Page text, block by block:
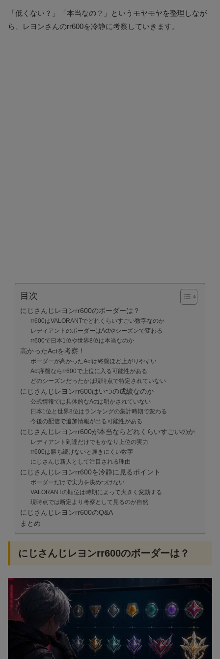
「低くない？」「本当なの？」というモヤモヤを整理しなが
ら、レヨンさんのrr600を冷静に考察していきます。
目次
にじさんじレヨンrr600のボーダーは？
rr600はVALORANTでどれくらいすごい数字なのか
レディアントのボーダーはActやシーズンで変わる
rr600で日本1位や世界8位は本当なのか
高かったActを考察！
ボーダーが高かったActは終盤ほど上がりやすい
Act序盤ならrr600で上位に入る可能性がある
どのシーズンだったかは現時点で特定されていない
にじさんじレヨンrr600はいつの成績なのか
公式情報では具体的なActは明かされていない
日本1位と世界8位はランキングの集計時期で変わる
今後の配信で追加情報が出る可能性がある
にじさんじレヨンrr600が本当ならどれくらいすごいのか
レディアント到達だけでもかなり上位の実力
rr600は勝ち続けないと届きにくい数字
にじさんじ新人として注目される理由
にじさんじレヨンrr600を冷静に見るポイント
ボーダーだけで実力を決めつけない
VALORANTの順位は時期によって大きく変動する
現時点では断定より考察として見るのが自然
にじさんじレヨンrr600のQ&A
まとめ
にじさんじレヨンrr600のボーダーは？